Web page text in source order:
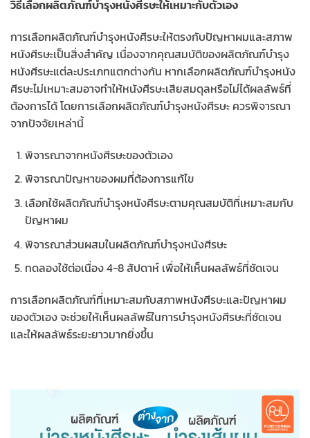
วิธีเลือกผลิตภัณฑ์บำรุงหนังศีรษะให้เหมาะกับตัวเอง
การเลือกผลิตภัณฑ์บำรุงหนังศีรษะให้ตรงกับปัญหาผมและสภาพ
หนังศีรษะเป็นสิ่งสำคัญ เนื่องจากคุณสมบัติของผลิตภัณฑ์บำรุง
หนังศีรษะแต่ละประเภทแตกต่างกัน หากเลือกผลิตภัณฑ์บำรุงหนัง
ศีรษะไม่เหมาะสมอาจทำให้หนังศีรษะเสียสมดุลหรือไม่ได้ผลลัพธ์ที่
ต้องการได้ โดยการเลือกผลิตภัณฑ์บำรุงหนังศีรษะ ควรพิจารณา
จากปัจจัยเหล่านี้
พิจารณาจากหนังศีรษะของตัวเอง
พิจารณาปัญหาของผมที่ต้องการแก้ไข
เลือกใช้ผลิตภัณฑ์บำรุงหนังศีรษะตามคุณสมบัติที่เหมาะสมกับ
ปัญหาผม
พิจารณาส่วนผสมในผลิตภัณฑ์บำรุงหนังศีรษะ
ทดลองใช้ต่อเนื่อง 4-8 สัปดาห์ เพื่อให้เห็นผลลัพธ์ที่ชัดเจน
การเลือกผลิตภัณฑ์ที่เหมาะสมกับสภาพหนังศีรษะและปัญหาผม
ของตัวเอง จะช่วยให้เห็นผลลัพธ์ในการบำรุงหนังศีรษะที่ชัดเจน
และให้ผลลัพธ์ระยะยาวมากยิ่งขึ้น